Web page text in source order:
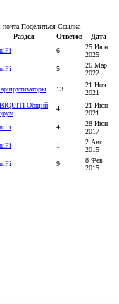
почта Поделиться Ссылка
Раздел Ответов
Дата
6
25 Июн
2025
5
26 Мар
2022
13
21 Ноя
2021
Общий
4
21 Июн
2021
4
28 Июн
2017
1
2 Авг
2015
9
8 Фев
2015